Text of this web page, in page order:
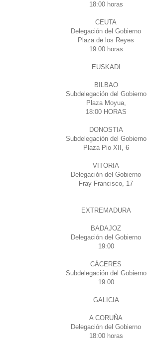
18:00 horas
CEUTA
Delegación del Gobierno
Plaza de los Reyes
19:00 horas
EUSKADI
BILBAO
Subdelegación del Gobierno
Plaza Moyua,
18:00 HORAS
DONOSTIA
Subdelegación del Gobierno
Plaza Pio XII, 6
VITORIA
Delegación del Gobierno
Fray Francisco, 17
EXTREMADURA
BADAJOZ
Delegación del Gobierno
19:00
CÁCERES
Subdelegación del Gobierno
19:00
GALICIA
A CORUÑA
Delegación del Gobierno
18:00 horas